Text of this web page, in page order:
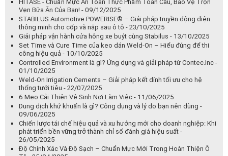
Contec Healthcare & Can Việt: Giải Pháp Toàn Diện Cho Phòng Sạch
Dược Phẩm Theo Tiêu Chuẩn USP - 03/02/2026
Hệ thống cán lau QuickConnect – Giải pháp làm sạch tối ưu cho
môi trường cleanroom - 23/01/2026
Chứng chỉ HALAL và KOSHER trong ngành bao bì thực phẩm -
21/01/2026
So sánh màng bọc thực phẩm và màng nhôm – Dùng lúc nào thì tốt
hơn? - 24/12/2025
Cách sử dụng màng bọc thực phẩm đúng cách - 18/12/2025
HITASE - Chuẩn Mực An Toàn Thực Phẩm Toàn Cầu, Bảo Vệ Trọn
Vẹn Bữa Ăn Của Bạn! - 09/12/2025
STABILUS Automotive POWERISE® – Giải pháp truyền động điện
thông minh cho cốp và nắp sau ô tô - 23/10/2025
Giải pháp vận hành cửa hông xe buýt cùng Stabilus - 13/10/2025
Set Time và Cure Time của keo dán Weld-On – Hiểu đúng để thi
công hiệu quả - 10/10/2025
Controlled Environment là gì? Ứng dụng và giải pháp từ Contec.Inc -
01/10/2025